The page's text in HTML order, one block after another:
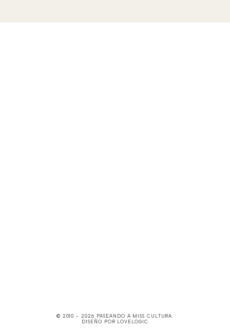
© 2010 - 2026 PASEANDO A MISS CULTURA.
DISEÑO POR LOVELOGIC